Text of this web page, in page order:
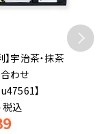
】宇治茶・抹茶
わせ
】
税込